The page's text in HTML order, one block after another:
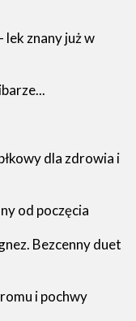
lek znany już w
dla zdrowia i
od poczęcia
Bezcenny duet
i pochwy